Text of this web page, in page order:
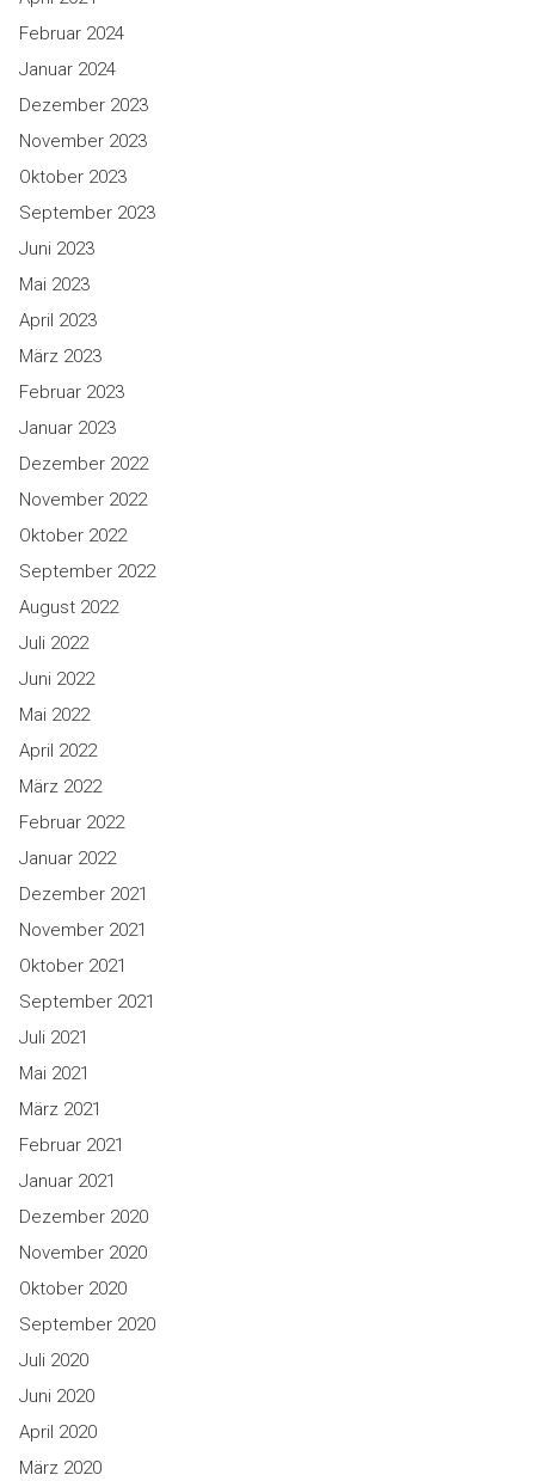
Februar 2024
Januar 2024
Dezember 2023
November 2023
Oktober 2023
September 2023
Juni 2023
Mai 2023
April 2023
März 2023
Februar 2023
Januar 2023
Dezember 2022
November 2022
Oktober 2022
September 2022
August 2022
Juli 2022
Juni 2022
Mai 2022
April 2022
März 2022
Februar 2022
Januar 2022
Dezember 2021
November 2021
Oktober 2021
September 2021
Juli 2021
Mai 2021
März 2021
Februar 2021
Januar 2021
Dezember 2020
November 2020
Oktober 2020
September 2020
Juli 2020
Juni 2020
April 2020
März 2020